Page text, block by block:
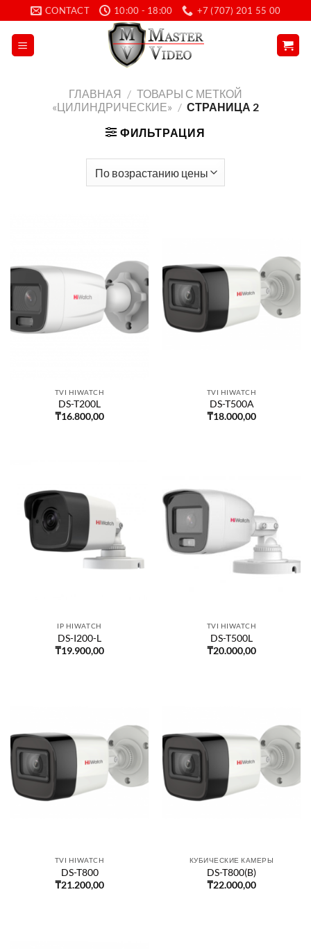
to
content
CONTACT 10:00 - 18:00 +7 (707) 201 55 00
ГЛАВНАЯ / ТОВАРЫ С МЕТКОЙ
«ЦИЛИНДРИЧЕСКИЕ» / СТРАНИЦА 2
ФИЛЬТРАЦИЯ
TVI HIWATCH
DS-T200L
₸16.800,00
TVI HIWATCH
DS-T500A
₸18.000,00
IP HIWATCH
DS-I200-L
₸19.900,00
TVI HIWATCH
DS-T500L
₸20.000,00
TVI HIWATCH
DS-T800
₸21.200,00
КУБИЧЕСКИЕ КАМЕРЫ
DS-T800(B)
₸22.000,00